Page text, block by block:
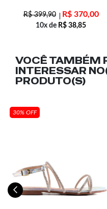
R$399,90 R$370,00
10x de R$ 38,85
VOCÊ TAMBÉM
INTERESSAR
PRODUTO(S)
30% OFF